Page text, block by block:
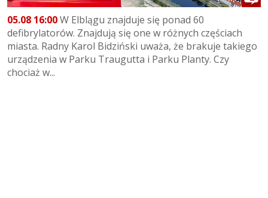
05.08 16:00W Elblągu znajduje się ponad 60
defibrylatorów. Znajdują się one w różnych częściach
miasta. Radny Karol Bidziński uważa, że brakuje takiego
urządzenia w Parku Traugutta i Parku Planty. Czy
chociaż w...